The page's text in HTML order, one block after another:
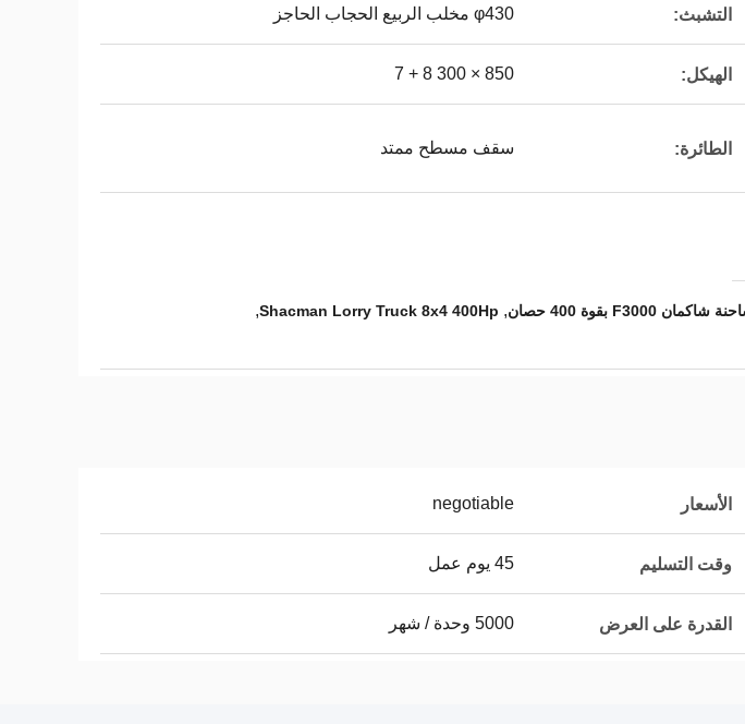
التشبث: φ430 مخلب الربيع الحجاب الحاجز
الهيكل: 850 × 300 8 + 7
الطائرة: سقف مسطح ممتد
,
Shacman Lorry Truck 8x4 400Hp
,
الأسعار negotiable
وقت التسليم 45 يوم عمل
القدرة على العرض 5000 وحدة / شهر